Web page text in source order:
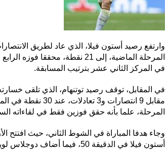
المرحلة الماضية، إلى 21 نقطة،
في المركز الثاني عشر بترتيب المسابقة.
في المقابل، توقف رصيد توتنهام، الذي تلقى
مقابل 9 انتصارات
المرحلة، علما بأنه حقق فوزين فقط في لقاءاته
وجاء هدفا المباراة في الشوط الثاني، حيث افتتح
أستون فيلا في الدقيقة 50، فيما أضاف دوجلاس لويز الهدف الثاني في الدقيقة 73.